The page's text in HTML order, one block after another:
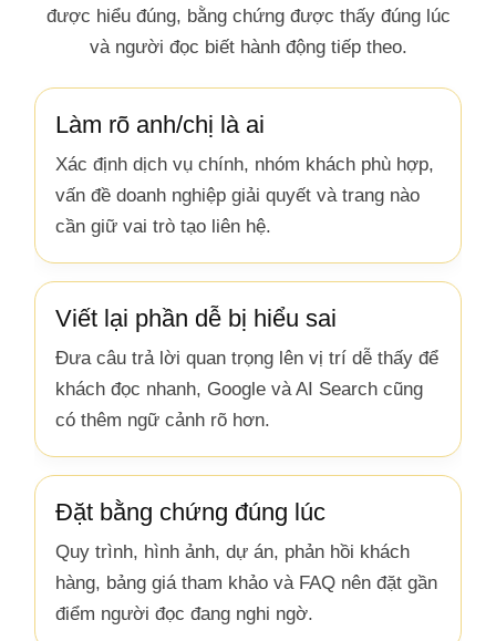
được hiểu đúng, bằng chứng được thấy đúng lúc
và người đọc biết hành động tiếp theo.
Làm rõ anh/chị là ai
Xác định dịch vụ chính, nhóm khách phù hợp,
vấn đề doanh nghiệp giải quyết và trang nào
cần giữ vai trò tạo liên hệ.
Viết lại phần dễ bị hiểu sai
Đưa câu trả lời quan trọng lên vị trí dễ thấy để
khách đọc nhanh, Google và AI Search cũng
có thêm ngữ cảnh rõ hơn.
Đặt bằng chứng đúng lúc
Quy trình, hình ảnh, dự án, phản hồi khách
hàng, bảng giá tham khảo và FAQ nên đặt gần
điểm người đọc đang nghi ngờ.